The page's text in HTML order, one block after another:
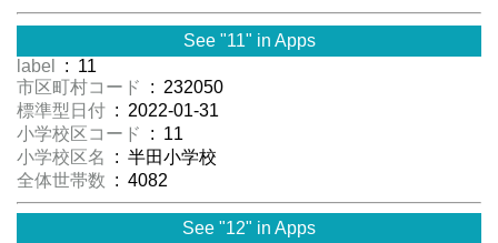
See "11" in Apps
label
: 11
市区町村コード
: 232050
標準型日付 : 2022-01-31
小学校区コード
: 11
小学校区名
: 半田小学校
全体世帯数 : 4082
See "12" in Apps